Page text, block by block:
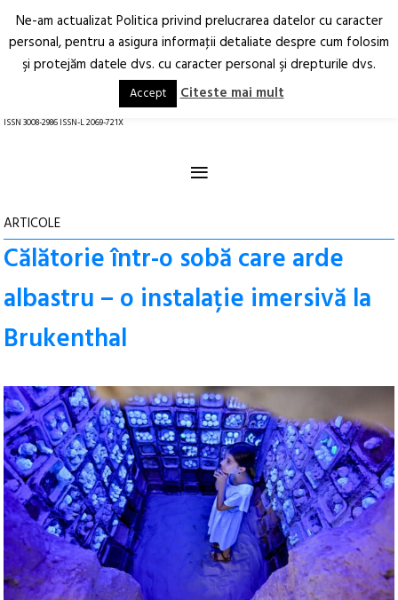
Arhitectură.
Oraș.
RO EN
ISSN 3008-2986 ISSN-L 2069-721X
≡
ARTICOLE
Călătorie într-o sobă care arde
albastru – o instalație imersivă la
Brukenthal
Ne-am actualizat Politica privind prelucrarea datelor cu caracter
personal, pentru a asigura informaţii detaliate despre cum folosim
şi protejăm datele dvs. cu caracter personal şi drepturile dvs.
Accept Citeste mai mult